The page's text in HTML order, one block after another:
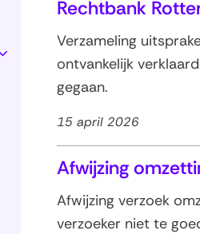
Toon
Rechtbank
Verzameling
ontvankelijk
gegaan.
15 april 2026
Afwijzing
Afwijzing verzoek
verzoeker niet te